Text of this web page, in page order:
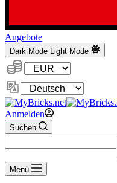
Angebote
Dark Mode Light Mode
Währung:
Sprache
ändern
Anmelden
Suchen
Keine
Ergebnisse
Menü